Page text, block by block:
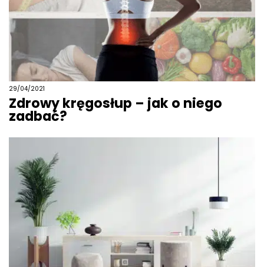
29/04/2021
Zdrowy kręgosłup – jak o niego
zadbać?